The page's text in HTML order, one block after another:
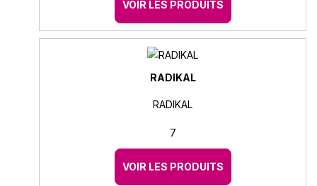
VOIR LES PRODUITS
RADIKAL
RADIKAL
7
VOIR LES PRODUITS